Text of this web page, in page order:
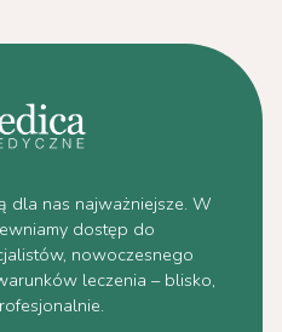
dla nas najważniejsze. W
dostęp do
nowoczesnego
leczenia – blisko,